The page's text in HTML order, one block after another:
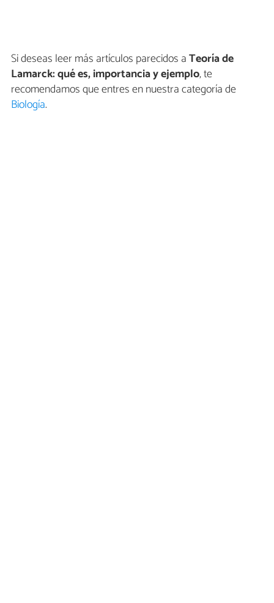
Si deseas leer más artículos parecidos aTeoría de
Lamarck: qué es, importancia y ejemplo, te
recomendamos que entres en nuestra categoría de
Biología.